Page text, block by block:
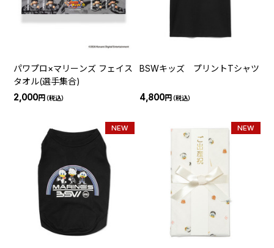
パワプロ×マリーンズ フェイス
タオル(選手集合)
2,000円（税込）
BSWキッズ プリントTシャツ
4,800円（税込）
NEW NEW